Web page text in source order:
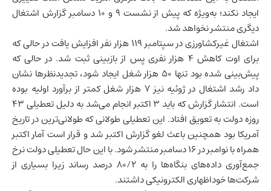
ایجاد نکند؛ به‌ویژه که پیش از نشست ۹ و ۱۰ دسامبر گزارش اشتغال
دیگری منتشر نخواهد شد.
اشتغال غیرکشاورزی در سپتامبر ۱۱۹ هزار نفر افزایش یافت در حالی که
برای اوت کاهش ۴ هزار نفری پس از بازبینی ثبت شد. در حالی که
پیش‌بینی شده بود تنها ۵۰ هزار شغل ایجاد شود، تجدیدنظرها نشان
داد رشد اشتغال در ژوئیه نیز ۷ هزار شغل کمتر از برآورد اولیه بوده
است. انتشار گزارش که باید ۳ اکتبر انجام می‌شد به دلیل تعطیلی ۴۳
روزه دولت به تعویق افتاد. این تعطیلی طولانی که طولانی‌ترین در تاریخ
آمریکا بود همچنین باعث لغو گزارش اکتبر شد و قرار است آمار اکتبر
همراه با نوامبر در ۱۶ دسامبر منتشر شود. با این حال تعطیلی دولت نرخ
جمع‌آوری داده‌های بنگاه‌ها را به ۸۰/۲ درصد رساند زیرا بسیاری از
شرکت‌ها خوداظهاری الکترونیکی داشتند.